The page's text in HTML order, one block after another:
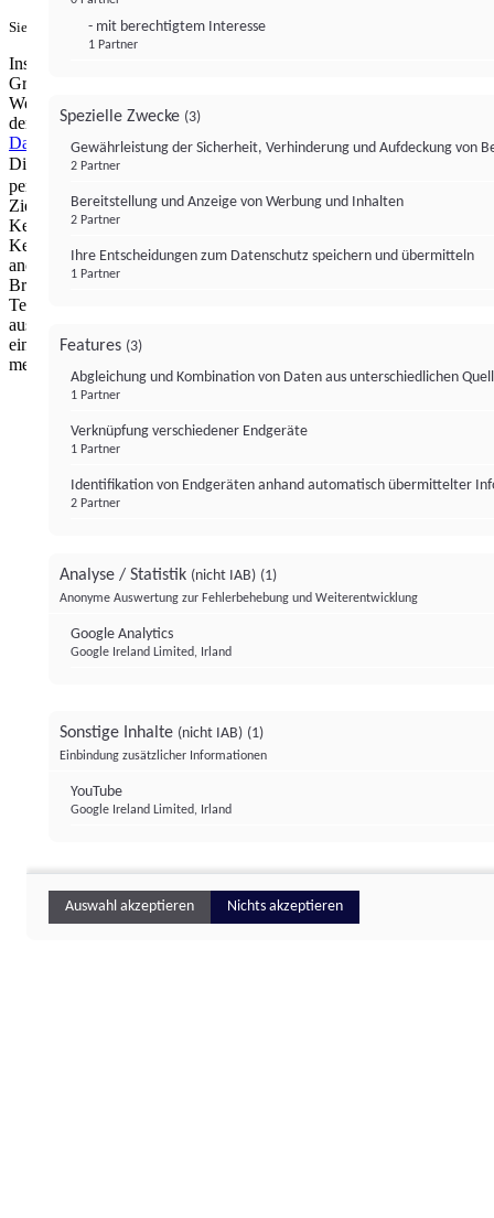
Sie haben ein PUR-Abo?Hier anmelden.
Institutional Money mit Werbung: Wir nutzen aus wirtschaftlichen
Gründen die Möglichkeit, unsere Webseite Dritten als digitalen
Werbeplatz zur Verfügung zu stellen. Über Verarbeitungen, die in
der Verantwortung von uns liegen, können Sie sich in unserer
Datenschutzerklärungnäher informieren.Zur Bereitstellung unserer
Dienste nutzen wir Technologien von
personalisierte Werbung, Messung von Werbeleistung und
Zielgruppenforschung. Cookies, Endgeräte- oder ähnliche Online-
Kennungen (z. B. login-basierte Kennungen, zufällig generierte
Kennungen, netzwerkbasierte Kennungen) können zusammen mit
anderen Informationen (z. B. Browsertyp und
Browserinformationen, Sprache, Bildschirmgröße, unterstützte
Technologien usw.) auf Ihrem Endgerät gespeichert oder von dort
ausgelesen werden, um es jedes Mal wiederzuerkennen, wenn es
eine App oder einer Webseite aufruft. Dies geschieht für einen oder
mehrere der hier aufgeführten Verarbeitungszwecke.
- mit berechtigtem Interesse
1 Partner
Spezielle Zwecke (3)
Gewährleistung der Sicherheit, Verhinderung und Aufdeckung von
2 Partner
Bereitstellung und Anzeige von Werbung und Inhalten
2 Partner
Ihre Entscheidungen zum Datenschutz speichern und übermitteln
1 Partner
Features (3)
Abgleichung und Kombination von Daten aus unterschiedlichen
1 Partner
Verknüpfung verschiedener Endgeräte
1 Partner
Identifikation von Endgeräten anhand automatisch übermittelter
2 Partner
Analyse / Statistik (nicht IAB) (1)
Anonyme Auswertung zur Fehlerbehebung und Weiterentwicklung
Google Analytics
Google Ireland Limited, Irland
Sonstige Inhalte (nicht IAB) (1)
Einbindung zusätzlicher Informationen
YouTube
Google Ireland Limited, Irland
Auswahl akzeptieren Nichts akzeptieren
Institutional Money
ImpressumDatenschutzerklärung